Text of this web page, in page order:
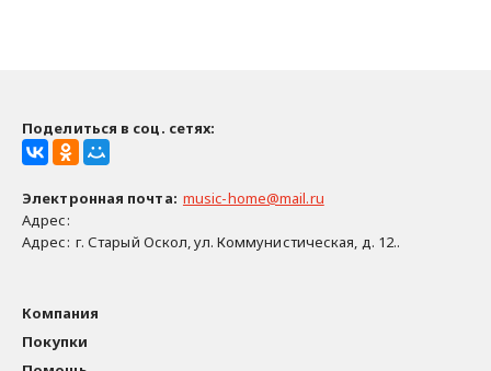
Поделиться в соц. сетях:
Электронная почта: music-home@mail.ru
Адрес:
Адрес: г. Старый Оскол, ул. Коммунистическая, д. 12..
Компания
Покупки